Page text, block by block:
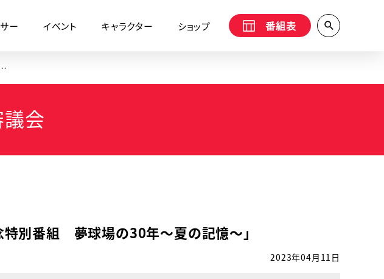
ー イベント キャラクター ショップ 番組表
特別番組 夢球場の30年～夏の記憶～」
会
別番組 夢球場の30年～夏の記憶～」
2023年04月11日